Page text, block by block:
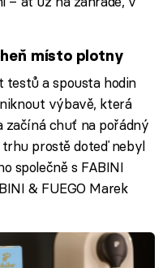
místo plotny
testů a spousta hodin
výbavě, která
začíná chuť na pořádný
prostě doteď nebyl
společně s FABINI
& FUEGO Marek